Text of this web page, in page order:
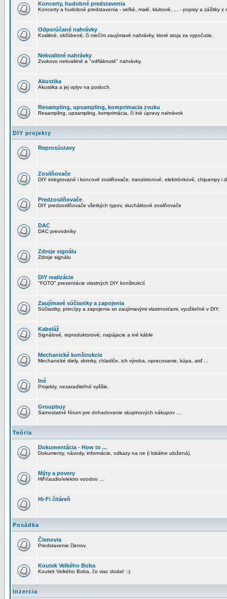
Koncerty, hudobné predstavenia
Koncerty a hudobné predstavenia - veľké, malé, klubové, ... - popisy a zážitky z
Odporúčané nahrávky
Kvalitné, obľúbené, či niečím zaujímavé nahrávky, ktoré stoja za vypočutie.
Nekvalitné nahrávky
Zvukovo nekvalitné a "odfláknuté" nahrávky.
Akustika
Akustika a jej vplyv na posluch.
Resampling, upsampling, komprimacia zvuku
Resampling, upsampling, komprimácia, či iné úpravy nahrávok
DIY projekty
Reprosústavy
Zosilňovače
DIY integrované i koncové zosilňovače, tranzistorové, elektrónkové, chipampy i
Predzosilňovače
DIY predzosilňovače všetkých typov, sluchátkové zosilňovače
DAC
DAC prevodníky
Zdroje signálu
Zdroje signálu
DIY realizácie
"FOTO" prezentácie vlastných DIY konštrukcií
Zaujímavé súčiastky a zapojenia
Súčiastky, princípy a zapojenia so zaujímavými vlastnosťami, využiteľné v DIY.
Kabeláž
Signálové, reproduktorové, napájacie a iné káble
Mechanické konštrukcie
Mechanické diely, skrinky, chladiče, ich výroba, opracovanie, kúpa, atď ...
Iné
Projekty, nezaraditeľné vyššie.
Groupbuy
Samostatné fórum pre dohadovanie skupinových nákupov ...
Teória
Dokumentácia - How to ...
Dokumenty, návody, informácie, odkazy na ne (i lokálne uložená).
Mýty a povery
HiFi/audio/elektro voodoo ...
Hi-Fi čitáreň
Posádka
Členovia
Predstavenie členov.
Koutek Velkého Boba
Koutek Velkého Boba, čo viac dodať :-)
Inzercia